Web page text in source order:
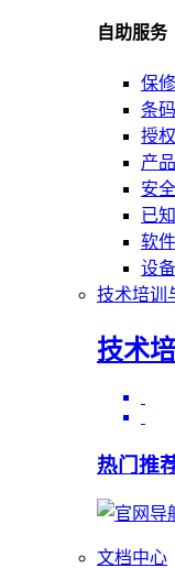
自助服务
保
条
授
产
安
已
软
设
技术培训
技术
热门推
文档中心